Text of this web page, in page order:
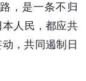
，是一条不归
人民，都应共
，共同遏制日